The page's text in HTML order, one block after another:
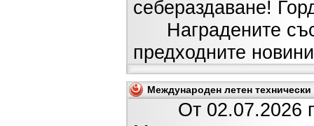
себераздаване!
Наградените
предходните
Международен летен
От 02.07.2026 г.